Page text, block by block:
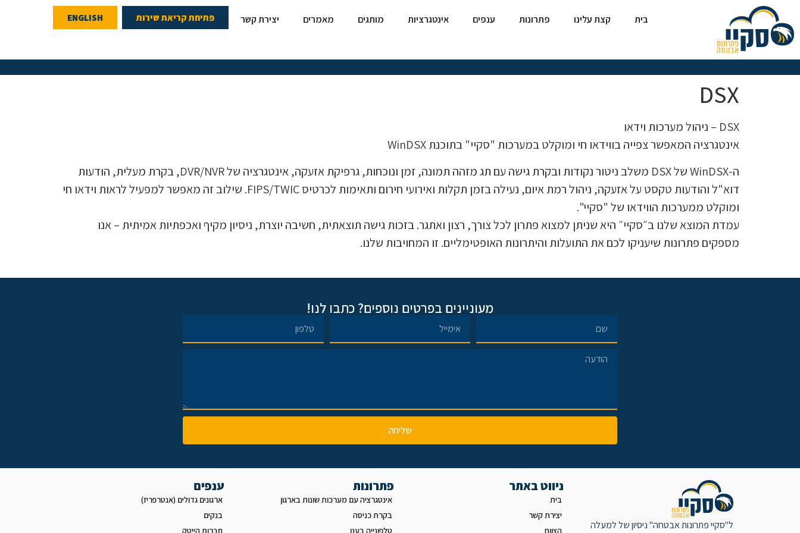
בית קצת עלינו פתרונות ענפים אינטגרציות מותגים מאמרים יצירת קשר פתיחת קריאת שירות ENGLISH
DSX
DSX – ניהול מערכות וידאו
אינטגרציה המאפשר צפייה בווידאו חי ומוקלט במערכות "סקיי" בתוכנת WinDSX
ה-WinDSX של DSX משלב ניטור נקודות ובקרת גישה עם תג מזהה תמונה, זמן ונוכחות, גרפיקת אזעקה, אינטגרציה של DVR/NVR, בקרת מעלית, הודעות
דוא"ל והודעות טקסט על אזעקה, ניהול רמת איום, נעילה בזמן תקלות ואירועי חירום ותאימות לכרטיס FIPS/TWIC. שילוב זה מאפשר למפעיל לראות וידאו חי
ומוקלט ממערכות הווידאו של "סקיי".
עמדת המוצא שלנו ב״סקיי״ היא שניתן למצוא פתרון לכל צורך, רצון ואתגר. בזכות גישה תוצאתית, חשיבה יוצרת, ניסיון מקיף ואכפתיות אמיתית – אנו
מספקים פתרונות שיעניקו לכם את התועלות והיתרונות האופטימליים. זו המחויבות שלנו.
מעוניינים בפרטים נוספים? כתבו לנו!
שליחה
ל"סקיי פתרונות אבטחה" ניסיון של למעלה
ניווט באתר
בית
יצירת קשר
הצוות
פתרונות
אינטגרציה עם מערכות שונות בארגון
בקרת כניסה
טלפונייה בענן
ענפים
ארגונים גדולים (אנטרפריז)
בנקים
חברות הייטק